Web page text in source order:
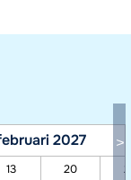
2027
13 20 27